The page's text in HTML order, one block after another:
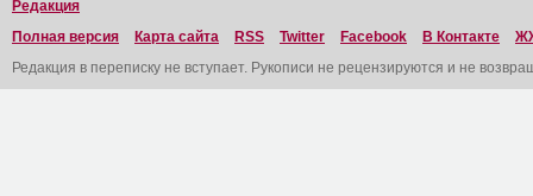
Редакция
Полная версия
Карта сайта RSS Twitter Facebook В Контакте
Редакция в переписку не вступает. Рукописи не рецензируются и не